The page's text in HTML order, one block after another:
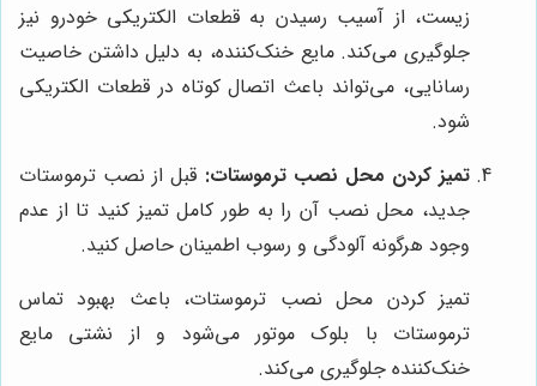
زیست، از آسیب رسیدن به قطعات الکتریکی خودرو نیز
جلوگیری می‌کند. مایع خنک‌کننده، به دلیل داشتن خاصیت
رسانایی، می‌تواند باعث اتصال کوتاه در قطعات الکتریکی
شود.
تمیز کردن محل نصب ترموستات: قبل از نصب ترموستات
جدید، محل نصب آن را به طور کامل تمیز کنید تا از عدم
وجود هرگونه آلودگی و رسوب اطمینان حاصل کنید.
تمیز کردن محل نصب ترموستات، باعث بهبود تماس
ترموستات با بلوک موتور می‌شود و از نشتی مایع
خنک‌کننده جلوگیری می‌کند.